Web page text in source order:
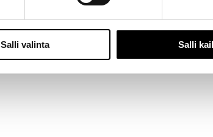
Salli valinta Salli